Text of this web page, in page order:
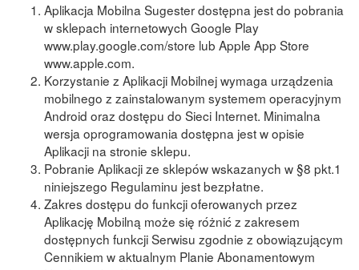
Aplikacja Mobilna Sugester dostępna jest do pobrania
w sklepach internetowych Google Play
www.play.google.com/store lub Apple App Store
www.apple.com.
Korzystanie z Aplikacji Mobilnej wymaga urządzenia
mobilnego z zainstalowanym systemem operacyjnym
Android oraz dostępu do Sieci Internet. Minimalna
wersja oprogramowania dostępna jest w opisie
Aplikacji na stronie sklepu.
Pobranie Aplikacji ze sklepów wskazanych w §8 pkt.1
niniejszego Regulaminu jest bezpłatne.
Zakres dostępu do funkcji oferowanych przez
Aplikację Mobilną może się rόżnić z zakresem
dostępnych funkcji Serwisu zgodnie z obowiązującym
Cennikiem w aktualnym Planie Abonamentowym